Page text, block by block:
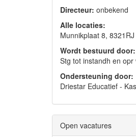
Directeur: onbekend
Alle locaties:
Munnikplaat 8,
Wordt bestuurd door:
Stg tot instandh en
Ondersteuning door:
Driestar Educatief -
Open vacatures